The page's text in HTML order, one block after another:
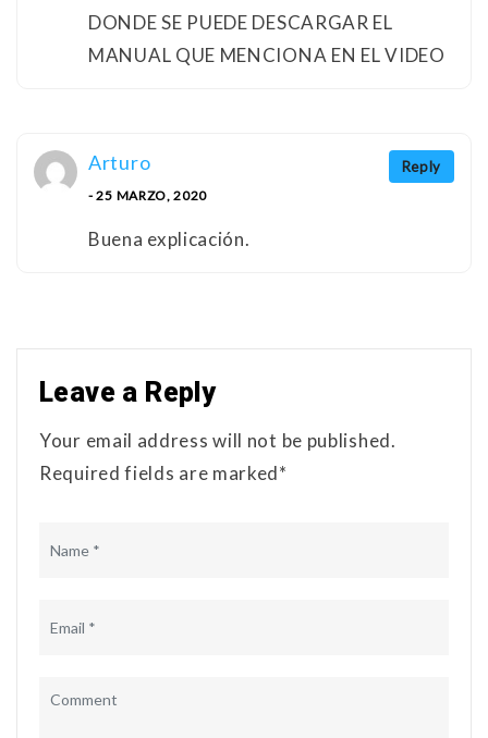
DONDE SE PUEDE DESCARGAR EL
MANUAL QUE MENCIONA EN EL VIDEO
Reply
Arturo
- 25 MARZO, 2020
Buena explicación.
Leave a Reply
Your email address will not be published.
Required fields are marked*